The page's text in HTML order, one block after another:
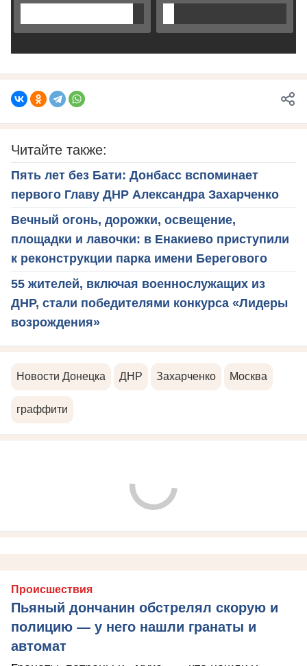
Читайте также:
Пять лет без Бати: Донбасс вспоминает
первого Главу ДНР Александра Захарченко
Вечный огонь, дорожки, освещение,
площадки и лавочки: в Енакиево приступили
к реконструкции парка имени Берегового
55 жителей, включая военнослужащих из
ДНР, стали победителями конкурса «Лидеры
возрождения»
Новости Донецка ДНР Захарченко Москва
граффити
Происшествия
Пьяный дончанин обстрелял скорую и
полицию — у него нашли гранаты и
автомат